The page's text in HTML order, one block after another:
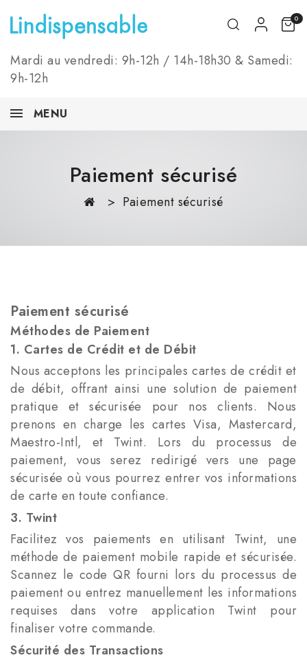
Mardi au vendredi: 9h-12h / 14h-18h30 & Samedi:
9h-12h
0
MENU
Paiement sécurisé
Paiement sécurisé
Paiement sécurisé
Méthodes de Paiement
1. Cartes de Crédit et de Débit
Nous acceptons les principales cartes de crédit et
de débit, offrant ainsi une solution de paiement
pratique et sécurisée pour nos clients. Nous
prenons en charge les cartes Visa, Mastercard,
Maestro-Intl, et Twint. Lors du processus de
paiement, vous serez redirigé vers une page
sécurisée où vous pourrez entrer vos informations
de carte en toute confiance.
3. Twint
Facilitez vos paiements en utilisant Twint, une
méthode de paiement mobile rapide et sécurisée.
Scannez le code QR fourni lors du processus de
paiement ou entrez manuellement les informations
requises dans votre application Twint pour
finaliser votre commande.
Sécurité des Transactions